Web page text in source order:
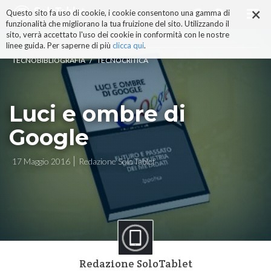
×
Questo sito fa uso di cookie, i cookie consentono una gamma di
funzionalità che migliorano la tua fruizione del sito. Utilizzando il
sito, verrà accettato l'uso dei cookie in conformità con le nostre
linee guida. Per saperne di più clicca qui.
ai
contenuti.
|
alla
navigazione
TECNOBIBLIOGRAFIA / TECNOCRITICA
Luci e ombre di
Google
17 Maggio 2016 Redazione SoloTablet
Redazione SoloTablet